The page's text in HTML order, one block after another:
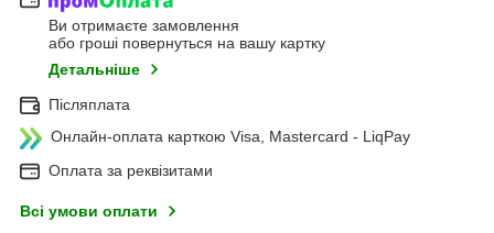
Ви отримаєте замовлення
або гроші повернуться на вашу картку
Детальніше
Післяплата
Онлайн-оплата карткою Visa, Mastercard - LiqPay
Оплата за реквізитами
Всі умови оплати